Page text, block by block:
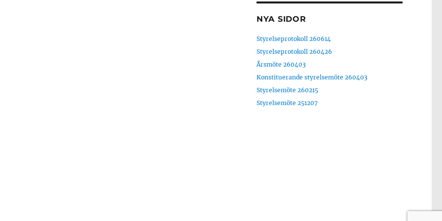
NYA SIDOR
Styrelseprotokoll 260614
Styrelseprotokoll 260426
Årsmöte 260403
Konstituerande styrelsemöte 260403
Styrelsemöte 260215
Styrelsemöte 251207